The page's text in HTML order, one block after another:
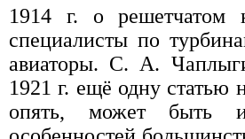
1914 г. о решетчатом
специалисты по
авиаторы. С. А.
1921 г. ещё одну статью
опять, может быть